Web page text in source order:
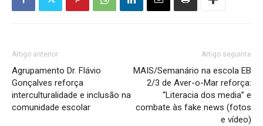
Artigo anterior
Agrupamento Dr. Flávio
Gonçalves reforça
interculturalidade e inclusão na
comunidade escolar
Artigo seguinte
MAIS/Semanário na escola EB
2/3 de Aver-o-Mar reforça:
“Literacia dos media” e
combate às fake news (fotos
e vídeo)